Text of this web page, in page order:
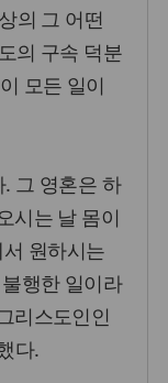
의 그 어떤
의 구속 덕분
모든 일이
그 영혼은 하
시는 날 몸이
원하시는
행한 일이라
리스도인인
다.